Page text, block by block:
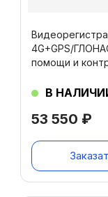
53 550 ₽
4G+GPS/
помощи и
В